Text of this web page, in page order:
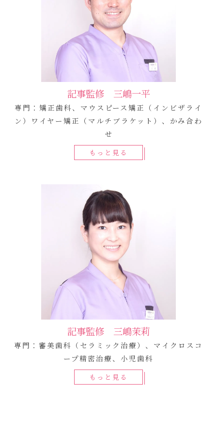
記事監修 三嶋一平
専門：矯正歯科、マウスピース矯正（インビザライ
ン）ワイヤー矯正（マルチブラケット）、かみ合わ
せ
もっと見る
記事監修 三嶋茉莉
専門：審美歯科（セラミック治療）、マイクロスコ
ープ精密治療、小児歯科
もっと見る